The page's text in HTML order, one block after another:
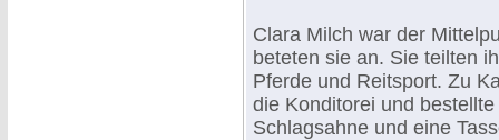
Clara Milch war der
beteten sie an. Sie teilten
Pferde und Reitsport. Zu
die Konditorei und
Schlagsahne und eine